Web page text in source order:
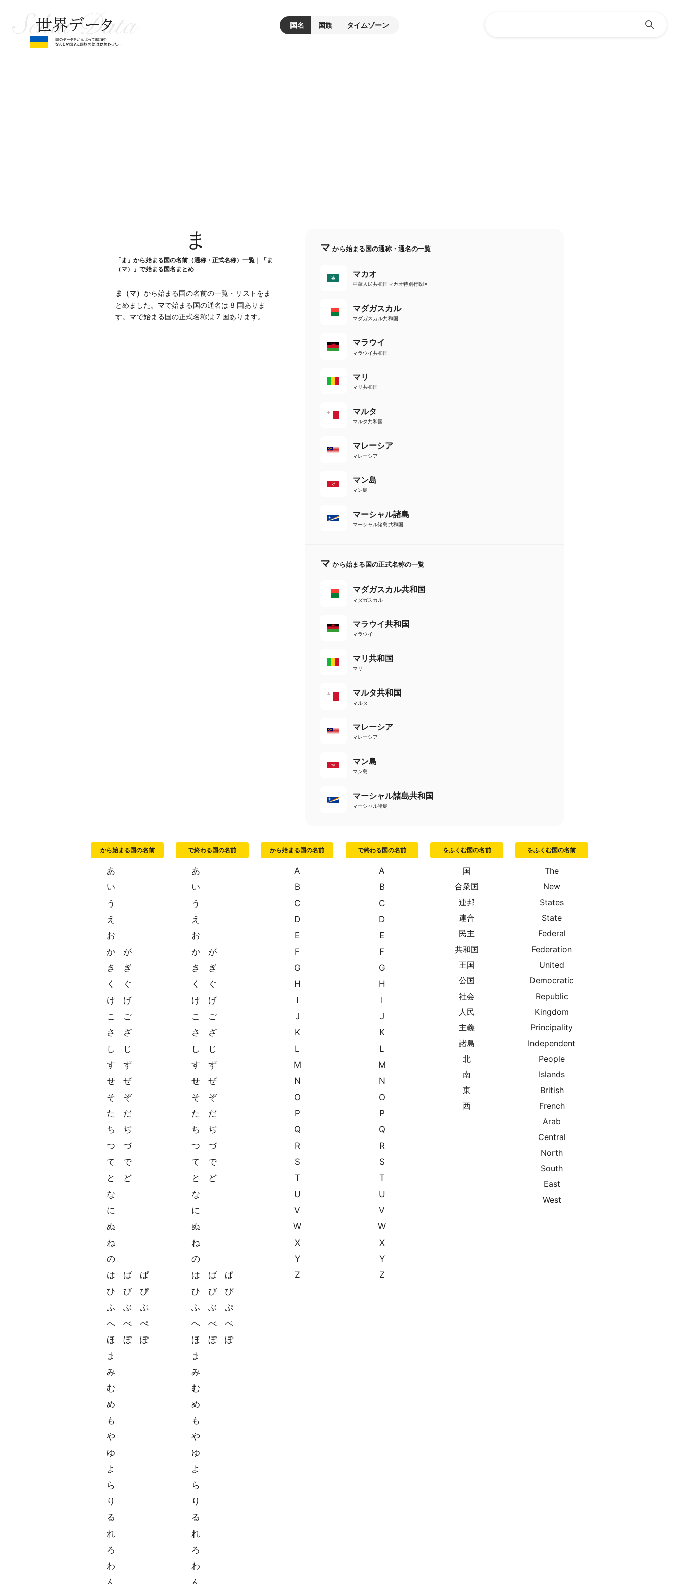
国名 国旗 タイムゾーン
ま
「ま」から始まる国の名前（通称・正式名称）一覧｜「ま
（マ）」で始まる国名まとめ
ま（マ） から始まる国の名前の一覧・リストをま
とめました。 マで始まる国の通名は 8 国ありま
す。 マで始まる国の正式名称は 7 国あります。
マ から始まる国の通称・通名の一覧
マカオ
中華人民共和国マカオ特別行政区
マダガスカル
マダガスカル共和国
マラウイ
マラウイ共和国
マリ
マリ共和国
マルタ
マルタ共和国
マレーシア
マレーシア
マン島
マン島
マーシャル諸島
マーシャル諸島共和国
マ から始まる国の正式名称の一覧
マダガスカル共和国
マダガスカル
マラウイ共和国
マラウイ
マリ共和国
マリ
マルタ共和国
マルタ
マレーシア
マレーシア
マン島
マン島
マーシャル諸島共和国
マーシャル諸島
から始まる国の名前
あ
い
う
え
お
か
が
き
ぎ
く
ぐ
け
げ
こ
ご
さ
ざ
し
じ
す
ず
せ
ぜ
そ
ぞ
た
だ
ち
ぢ
つ
づ
て
で
と
ど
な
に
ぬ
ね
の
は
ば
ぱ
ひ
び
ぴ
ふ
ぶ
ぷ
へ
べ
ぺ
ほ
ぼ
ぽ
ま
み
む
め
も
や
ゆ
よ
ら
り
る
れ
ろ
わ
ん
で終わる国の名前
あ
い
う
え
お
か
が
き
ぎ
く
ぐ
け
げ
こ
ご
さ
ざ
し
じ
す
ず
せ
ぜ
そ
ぞ
た
だ
ち
ぢ
つ
づ
て
で
と
ど
な
に
ぬ
ね
の
は
ば
ぱ
ひ
び
ぴ
ふ
ぶ
ぷ
へ
べ
ぺ
ほ
ぼ
ぽ
ま
み
む
め
も
や
ゆ
よ
ら
り
る
れ
ろ
わ
ん
から始まる国の名前
A
B
C
D
E
F
G
H
I
J
K
L
M
N
O
P
Q
R
S
T
U
V
W
X
Y
Z
で終わる国の名前
A
B
C
D
E
F
G
H
I
J
K
L
M
N
O
P
Q
R
S
T
U
V
W
X
Y
Z
をふくむ国の名前
国
合衆国
連邦
連合
民主
共和国
王国
公国
社会
人民
主義
諸島
北
南
東
西
をふくむ国の名前
The
New
States
State
Federal
Federation
United
Democratic
Republic
Kingdom
Principality
Independent
People
Islands
British
French
Arab
Central
North
South
East
West